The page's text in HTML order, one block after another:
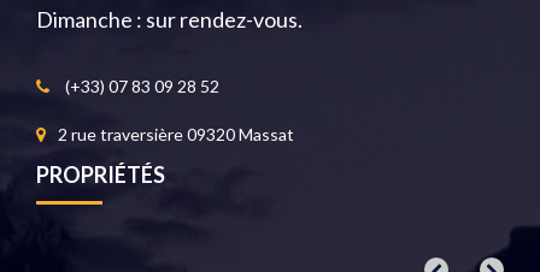
Dimanche : sur rendez-vous.
(+33) 07 83 09 28 52
2 rue traversière 09320 Massat
PROPRIÉTÉS